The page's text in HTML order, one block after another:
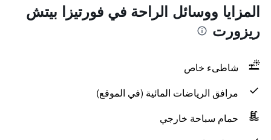
المزايا ووسائل الراحة في فورتيزا بيتش
ريزورت
شاطىء خاص
مرافق الرياضات المائية (في الموقع)
حمام سباحة خارجي